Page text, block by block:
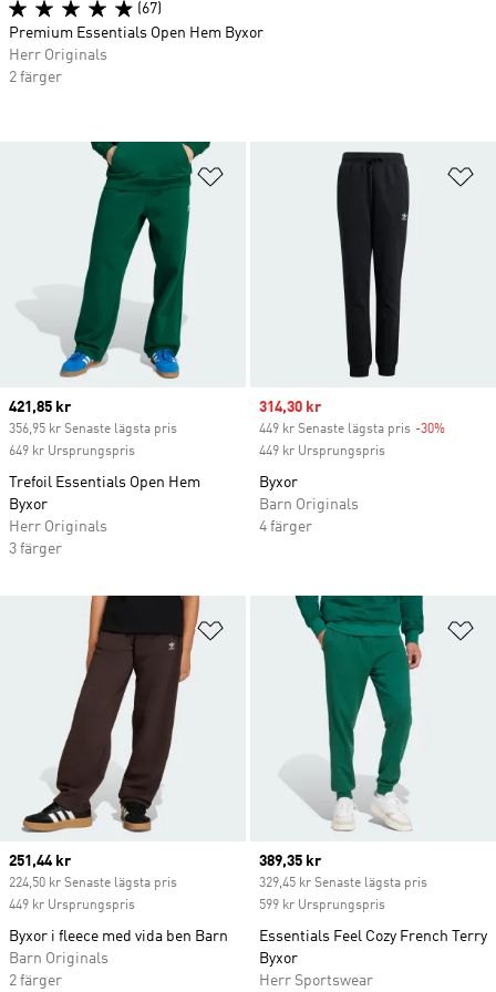
Lägg till på önskelistan
Current price
421,85 kr
356,95 kr Senaste lägsta pris
649 kr Ursprungspris
Trefoil Essentials Open Hem
Byxor
Herr Originals
3 färger
Sale price
314,30 kr
449 kr Senaste lägsta pris -30%
449 kr Ursprungspris
Byxor
Barn Originals
4 färger
Lägg till på önskelistan
Current price
251,44 kr
224,50 kr Senaste lägsta pris
449 kr Ursprungspris
Byxor i fleece med vida ben Barn
Barn Originals
2 färger
Current price
389,35 kr
329,45 kr Senaste lägsta pris
599 kr Ursprungspris
Essentials Feel Cozy French Terry
Byxor
Herr Sportswear
(67)
Premium Essentials Open Hem Byxor
Herr Originals
2 färger